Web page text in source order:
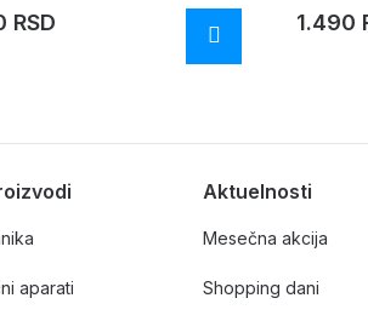
RSD 1.490
aparati
Aktuelnosti
Mesečna akcija
Shopping dani